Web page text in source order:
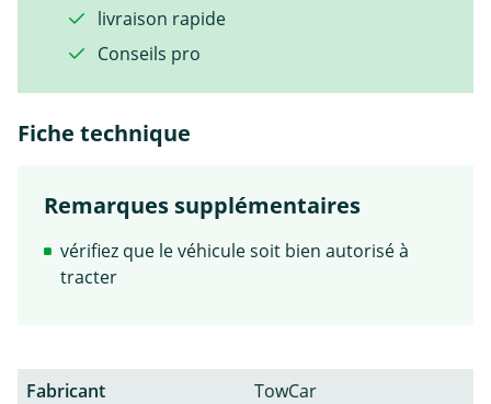
livraison rapide
Conseils pro
Fiche technique
Remarques supplémentaires
vérifiez que le véhicule soit bien autorisé à
tracter
Fabricant
TowCar